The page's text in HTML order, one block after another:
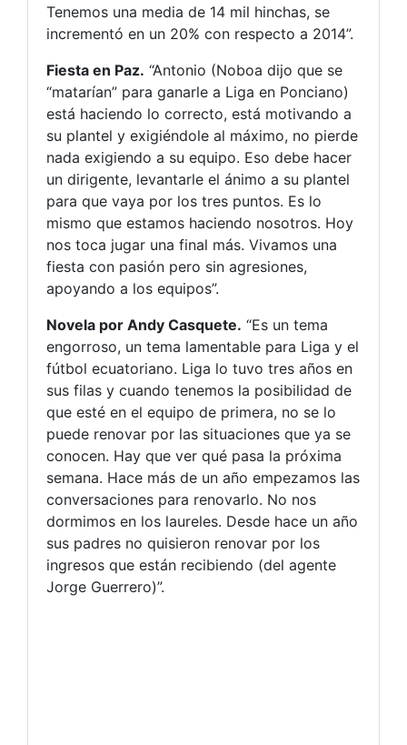
Tenemos una media de 14 mil hinchas, se
incrementó en un 20% con respecto a 2014”.
Fiesta en Paz. “Antonio (Noboa dijo que se
“matarían” para ganarle a Liga en Ponciano)
está haciendo lo correcto, está motivando a
su plantel y exigiéndole al máximo, no pierde
nada exigiendo a su equipo. Eso debe hacer
un dirigente, levantarle el ánimo a su plantel
para que vaya por los tres puntos. Es lo
mismo que estamos haciendo nosotros. Hoy
nos toca jugar una final más. Vivamos una
fiesta con pasión pero sin agresiones,
apoyando a los equipos”.
Novela por Andy Casquete. “Es un tema
engorroso, un tema lamentable para Liga y el
fútbol ecuatoriano. Liga lo tuvo tres años en
sus filas y cuando tenemos la posibilidad de
que esté en el equipo de primera, no se lo
puede renovar por las situaciones que ya se
conocen. Hay que ver qué pasa la próxima
semana. Hace más de un año empezamos las
conversaciones para renovarlo. No nos
dormimos en los laureles. Desde hace un año
sus padres no quisieron renovar por los
ingresos que están recibiendo (del agente
Jorge Guerrero)”.